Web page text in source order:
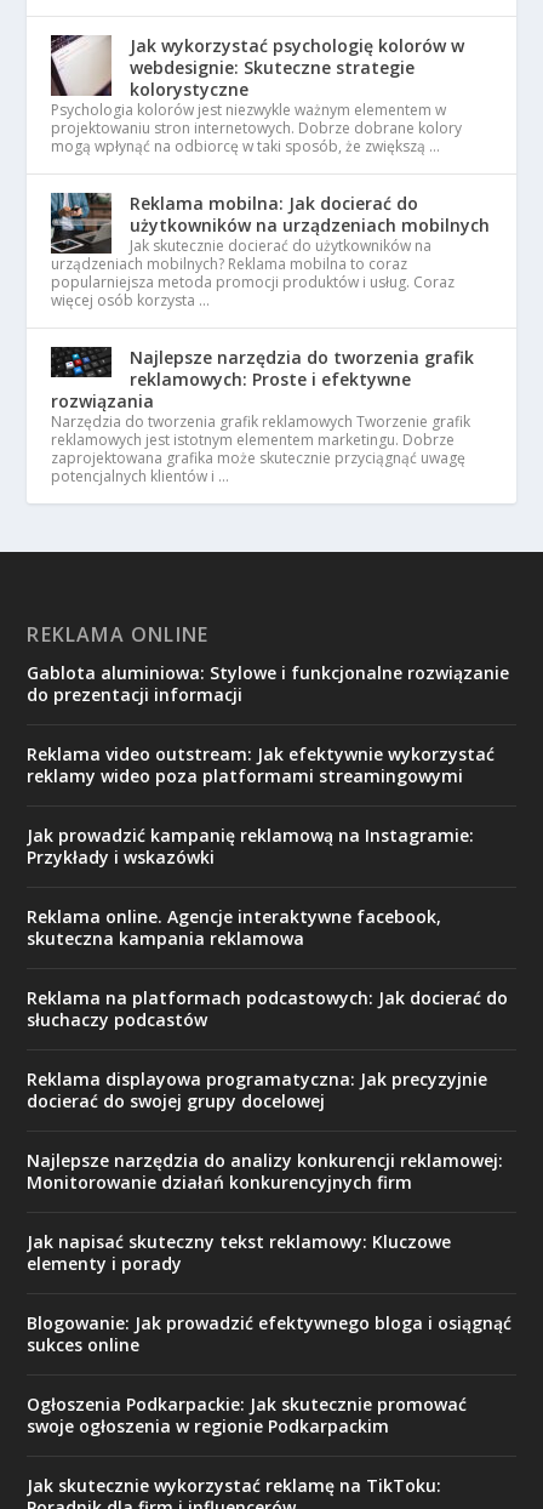
Jak wykorzystać psychologię kolorów w
webdesignie: Skuteczne strategie
kolorystyczne
Psychologia kolorów jest niezwykle ważnym elementem w
projektowaniu stron internetowych. Dobrze dobrane kolory
mogą wpłynąć na odbiorcę w taki sposób, że zwiększą …
Reklama mobilna: Jak docierać do
użytkowników na urządzeniach mobilnych
Jak skutecznie docierać do użytkowników na
urządzeniach mobilnych? Reklama mobilna to coraz
popularniejsza metoda promocji produktów i usług. Coraz
więcej osób korzysta …
Najlepsze narzędzia do tworzenia grafik
reklamowych: Proste i efektywne
rozwiązania
Narzędzia do tworzenia grafik reklamowych Tworzenie grafik
reklamowych jest istotnym elementem marketingu. Dobrze
zaprojektowana grafika może skutecznie przyciągnąć uwagę
potencjalnych klientów i …
REKLAMA ONLINE
Gablota aluminiowa: Stylowe i funkcjonalne rozwiązanie
do prezentacji informacji
Reklama video outstream: Jak efektywnie wykorzystać
reklamy wideo poza platformami streamingowymi
Jak prowadzić kampanię reklamową na Instagramie:
Przykłady i wskazówki
Reklama online. Agencje interaktywne facebook,
skuteczna kampania reklamowa
Reklama na platformach podcastowych: Jak docierać do
słuchaczy podcastów
Reklama displayowa programatyczna: Jak precyzyjnie
docierać do swojej grupy docelowej
Najlepsze narzędzia do analizy konkurencji reklamowej:
Monitorowanie działań konkurencyjnych firm
Jak napisać skuteczny tekst reklamowy: Kluczowe
elementy i porady
Blogowanie: Jak prowadzić efektywnego bloga i osiągnąć
sukces online
Ogłoszenia Podkarpackie: Jak skutecznie promować
swoje ogłoszenia w regionie Podkarpackim
Jak skutecznie wykorzystać reklamę na TikToku: